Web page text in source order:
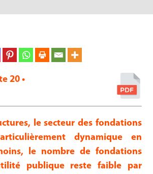
20 •
le secteur des fondations
dynamique en
le nombre de fondations
publique reste faible par